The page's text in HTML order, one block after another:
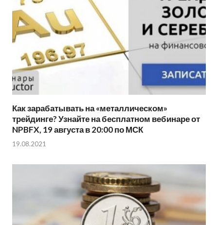
Как зарабатывать на «металлическом»
трейдинге? Узнайте на бесплатном вебинаре от
NPBFX, 19 августа в 20:00 по МСК
19.08.2021